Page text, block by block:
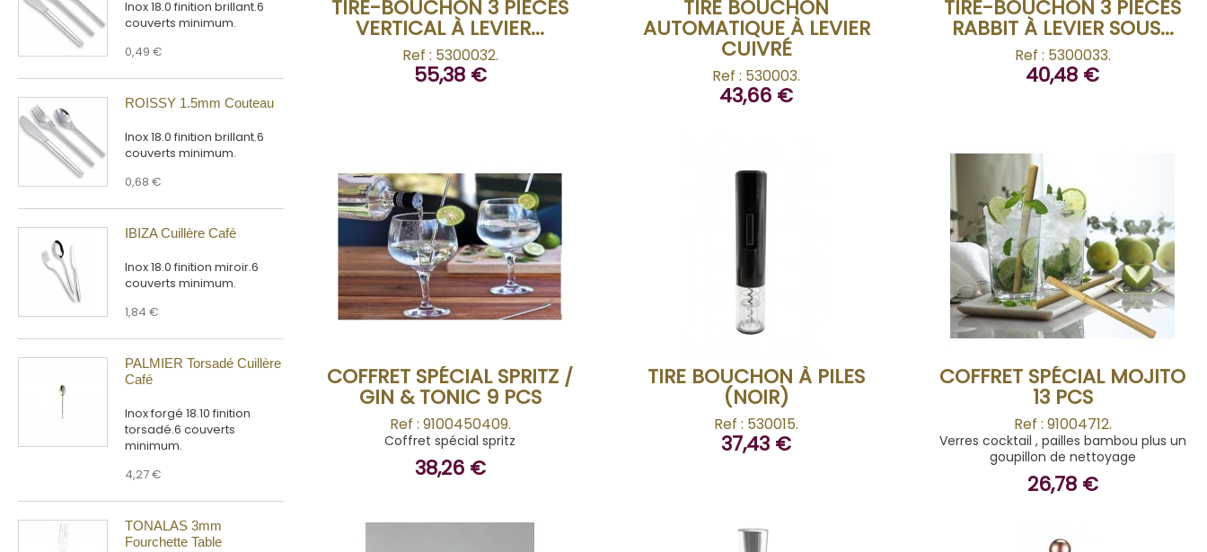
Inox 18.0 finition brillant.6
couverts minimum.
0,49 €
ROISSY 1.5mm Couteau
Inox 18.0 finition brillant.6
couverts minimum.
0,68 €
IBIZA Cuillère Café
Inox 18.0 finition miroir.6
couverts minimum.
1,84 €
PALMIER Torsadé Cuillère
Café
Inox forgé 18.10 finition
torsadé.6 couverts
minimum.
4,27 €
TONALAS 3mm
Fourchette Table
TIRE-BOUCHON 3 PIÈCES
VERTICAL À LEVIER...
Ref : 5300032.
55,38 €
TIRE BOUCHON
AUTOMATIQUE À LEVIER
CUIVRÉ
Ref : 530003.
43,66 €
TIRE-BOUCHON 3 PIÈCES
RABBIT À LEVIER SOUS...
Ref : 5300033.
40,48 €
ACHETER
COFFRET SPÉCIAL SPRITZ /
GIN & TONIC 9 PCS
Ref : 9100450409.
Coffret spécial spritz
38,26 €
ACHETER
TIRE BOUCHON À PILES
(NOIR)
Ref : 530015.
37,43 €
ACHETER
COFFRET SPÉCIAL MOJITO
13 PCS
Ref : 91004712.
Verres cocktail , pailles bambou plus un
goupillon de nettoyage
26,78 €